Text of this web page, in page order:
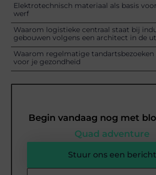
Elektrotechnisch materiaal als basis
werf
Waarom logistieke centraal staat bij
gebouwen volgens een architect in de
Waarom regelmatige tandartsbezoeken
voor je gezondheid
Begin vandaag nog met
Quad adventure
Stuur ons een bericht